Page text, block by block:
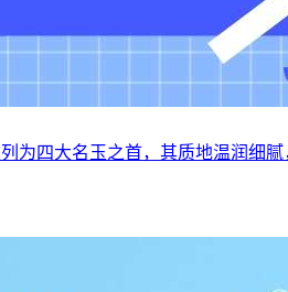
四大名玉之首，其质地温润细